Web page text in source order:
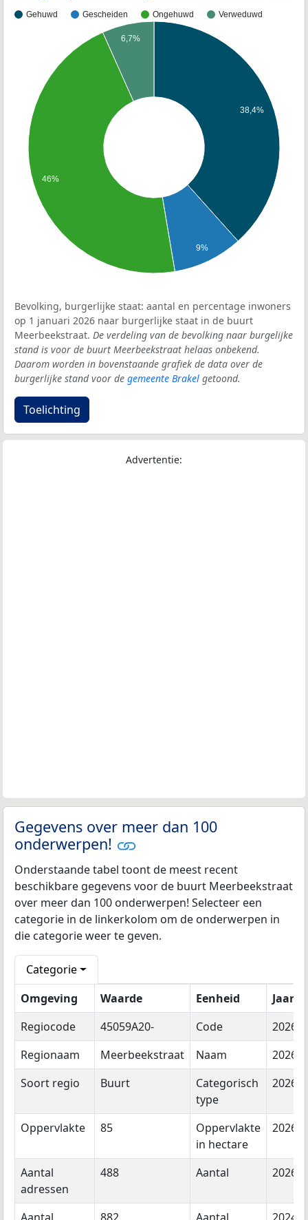
Gehuwd Gescheiden Ongehuwd Verweduwd
38,4%
9%
6,7%
46%
Bevolking, burgerlijke staat: aantal en percentage inwoners
op 1 januari 2026 naar burgerlijke staat in de buurt
Meerbeekstraat. De verdeling van de bevolking naar burgelijke
stand is voor de buurt Meerbeekstraat helaas onbekend.
Daarom worden in bovenstaande grafiek de data over de
burgerlijke stand voor de gemeente Brakel getoond.
Toelichting
Advertentie:
Gegevens over meer dan 100
onderwerpen!
Onderstaande tabel toont de meest recent
beschikbare gegevens voor de buurt Meerbeekstraat
over meer dan 100 onderwerpen! Selecteer een
categorie in de linkerkolom om de onderwerpen in
die categorie weer te geven.
Categorie
Omgeving
Waarde Eenheid
Jaar
Regiocode
45059A20- Code
2026
Regionaam
Meerbeekstraat Naam
2026
Soort regio
Buurt
Categorisch
type
2026
Oppervlakte 85
Oppervlakte
in hectare
2026
Aantal
adressen
488 Aantal 2026